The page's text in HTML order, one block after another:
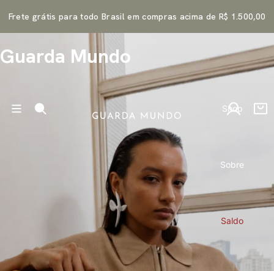
Frete grátis para todo Brasil em compras acima de R$ 1.500,00
Guarda Mundo
Shop
Sobre
Saldo